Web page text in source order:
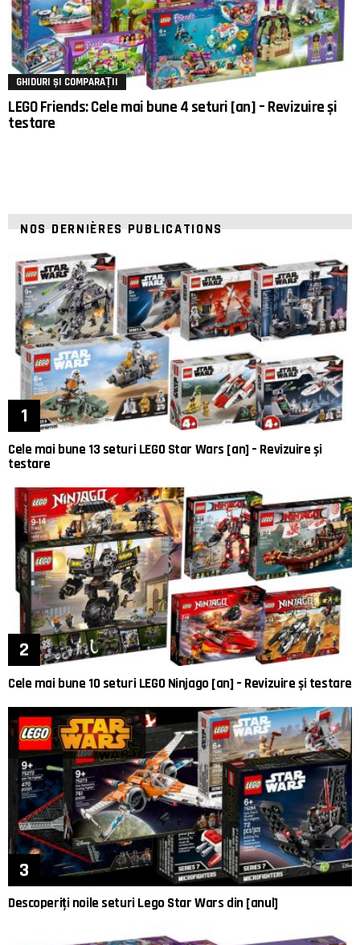
GHIDURI ȘI COMPARAȚII
LEGO Friends: Cele mai bune 4 seturi [an] – Revizuire și
testare
NOS DERNIÈRES PUBLICATIONS
Cele mai bune 13 seturi LEGO Star Wars [an] – Revizuire și
testare
Cele mai bune 10 seturi LEGO Ninjago [an] – Revizuire și testare
Descoperiți noile seturi Lego Star Wars din [anul]